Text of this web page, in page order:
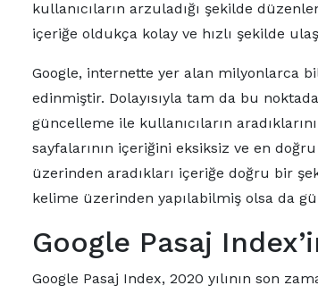
kullanıcıların arzuladığı şekilde
içeriğe oldukça kolay ve hızlı şekilde
Google, internette yer alan milyonlarca
edinmiştir. Dolayısıyla tam da bu
güncelleme ile kullanıcıların
sayfalarının içeriğini eksiksiz ve en
üzerinden aradıkları içeriğe doğru bir
kelime üzerinden yapılabilmiş olsa da
Google Pasaj
Google Pasaj Index, 2020 yılının son